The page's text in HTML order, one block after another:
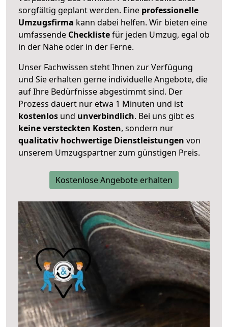
sorgfältig geplant werden. Eine professionelle
Umzugsfirma kann dabei helfen. Wir bieten eine
umfassende Checklistefür jeden Umzug, egal ob
in der Nähe oder in der Ferne.
Unser Fachwissen steht Ihnen zur Verfügung
und Sie erhalten gerne individuelle Angebote, die
auf Ihre Bedürfnisse abgestimmt sind. Der
Prozess dauert nur etwa 1 Minuten und ist
kostenlos und unverbindlich. Bei uns gibt es
keine versteckten Kosten, sondern nur
qualitativ hochwertige Dienstleistungen von
unserem Umzugspartner zum günstigen Preis.
Kostenlose Angebote erhalten